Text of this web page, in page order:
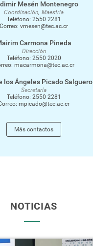
Mesén Montenegro
Coordinación Maestría
Teléfono: 2550 2281
Correo: vmesen@tec.ac.cr
Carmona Pineda
Dirección
Teléfono: 2550 2020
macarmona@tec.ac.cr
los Ángeles Picado Salguero
Secretaría
Teléfono: 2550 2281
mpicado@tec.ac.cr
Más contactos
NOTICIAS